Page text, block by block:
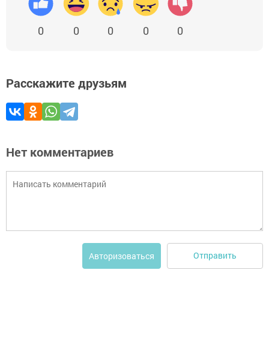
0 0 0 0 0
Расскажите друзьям
Нет комментариев
Авторизоваться Отправить